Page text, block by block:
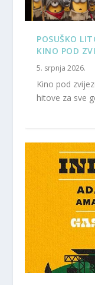
POSUŠKO
KINO POD
5. srpnja 2026.
Kino pod
hitove za sve